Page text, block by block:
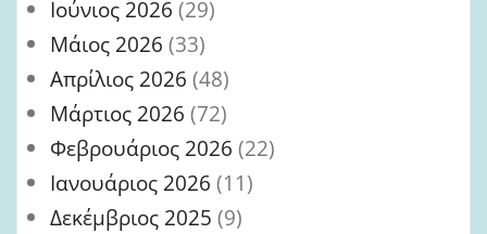
Ιούνιος 2026 (29)
Μάιος 2026 (33)
Απρίλιος 2026 (48)
Μάρτιος 2026 (72)
Φεβρουάριος 2026 (22)
Ιανουάριος 2026 (11)
Δεκέμβριος 2025 (9)